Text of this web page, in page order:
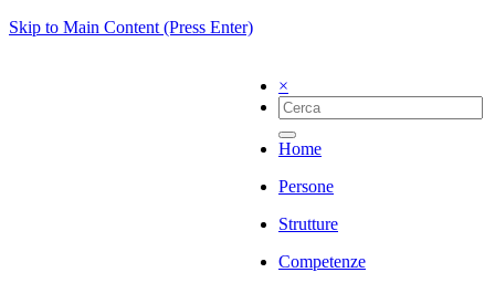
Skip to Main Content (Press Enter)
×
Home
Persone
Strutture
Competenze